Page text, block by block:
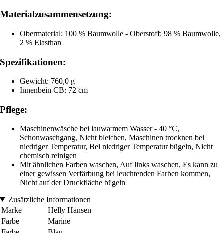
Materialzusammensetzung:
Obermaterial: 100 % Baumwolle - Oberstoff: 98 % Baumwolle,
2 % Elasthan
Spezifikationen:
Gewicht: 760,0 g
Innenbein CB: 72 cm
Pflege:
Maschinenwäsche bei lauwarmem Wasser - 40 °C,
Schonwaschgang, Nicht bleichen, Maschinen trocknen bei
niedriger Temperatur, Bei niedriger Temperatur bügeln, Nicht
chemisch reinigen
Mit ähnlichen Farben waschen, Auf links waschen, Es kann zu
einer gewissen Verfärbung bei leuchtenden Farben kommen,
Nicht auf der Druckfläche bügeln
Zusätzliche Informationen
Marke
Helly Hansen
Farbe
Marine